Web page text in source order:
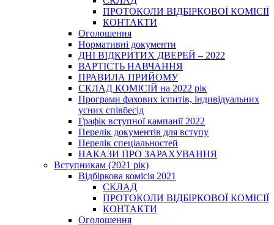
ПРОТОКОЛИ ВІДБІРКОВОЇ КОМІСІЇ
КОНТАКТИ
Оголошення
Нормативні документи
ДНІ ВІДКРИТИХ ДВЕРЕЙ – 2022
ВАРТІСТЬ НАВЧАННЯ
ПРАВИЛА ПРИЙОМУ
СКЛАД КОМІСІЙ на 2022 рік
Програми фахових іспитів, індивідуальних
усних співбесід
Графік вступної кампанії 2022
Перелік документів для вступу
Перелік спеціальностей
НАКАЗИ ПРО ЗАРАХУВАННЯ
Вступникам (2021 рік)
Відбіркова комісія 2021
СКЛАД
ПРОТОКОЛИ ВІДБІРКОВОЇ КОМІСІЇ
КОНТАКТИ
Оголошення